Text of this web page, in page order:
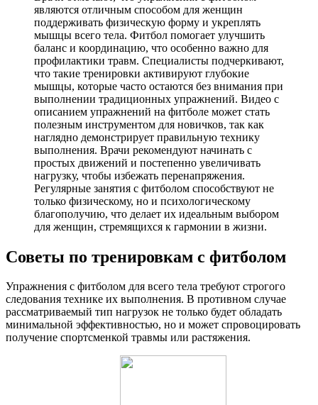
являются отличным способом для женщин
поддерживать физическую форму и укреплять
мышцы всего тела. Фитбол помогает улучшить
баланс и координацию, что особенно важно для
профилактики травм. Специалисты подчеркивают,
что такие тренировки активируют глубокие
мышцы, которые часто остаются без внимания при
выполнении традиционных упражнений. Видео с
описанием упражнений на фитболе может стать
полезным инструментом для новичков, так как
наглядно демонстрирует правильную технику
выполнения. Врачи рекомендуют начинать с
простых движений и постепенно увеличивать
нагрузку, чтобы избежать перенапряжения.
Регулярные занятия с фитболом способствуют не
только физическому, но и психологическому
благополучию, что делает их идеальным выбором
для женщин, стремящихся к гармонии в жизни.
Советы по тренировкам с фитболом
Упражнения с фитболом для всего тела требуют строгого
следования технике их выполнения. В противном случае
рассматриваемый тип нагрузок не только будет обладать
минимальной эффективностью, но и может спровоцировать
получение спортсменкой травмы или растяжения.